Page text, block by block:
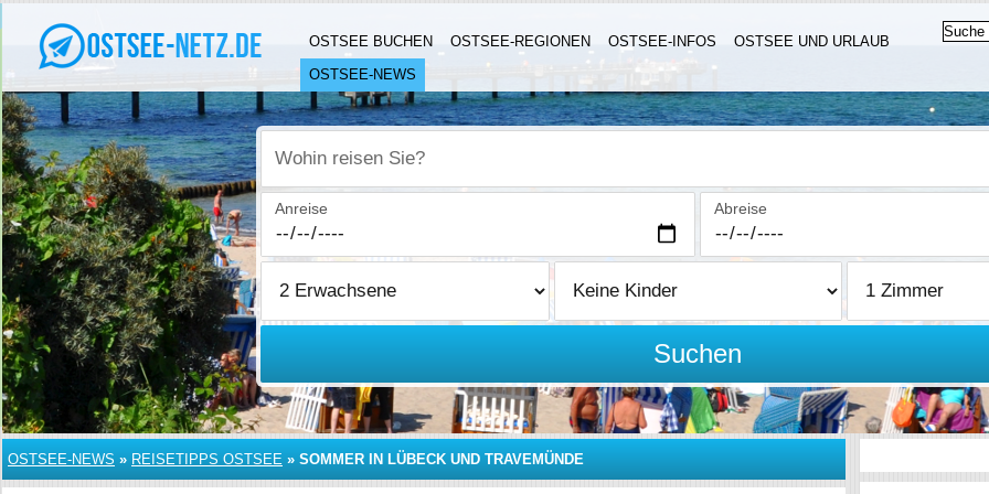
OSTSEE BUCHEN OSTSEE-REGIONEN OSTSEE-INFOS
OSTSEE UND URLAUB
OSTSEE-NEWS
Wohin reisen Sie?
Anreise Abreise
Suchen
OSTSEE-NEWS » REISETIPPS OSTSEE » SOMMER IN LÜBECK UND TRAVEMÜNDE